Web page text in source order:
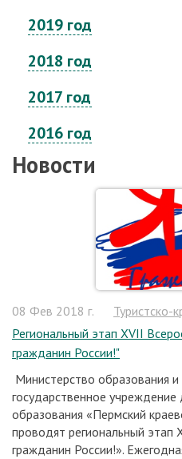
2019 год
2018 год
2017 год
2016 год
Новости
08 Фев 2018 г.
Туристско-
Региональный этап XVII
гражданин России!"
Министерство образования и
государственное учреждение
образования «Пермский
проводят региональный этап
гражданин России!».